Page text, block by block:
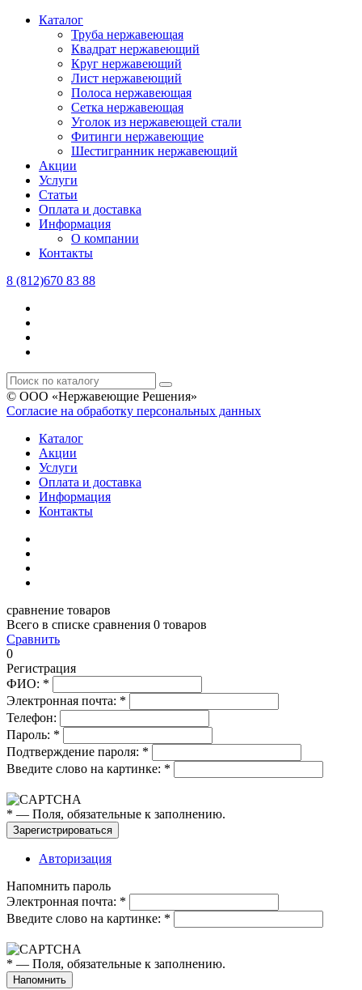
Каталог
Труба нержавеющая
Квадрат нержавеющий
Круг нержавеющий
Лист нержавеющий
Полоса нержавеющая
Сетка нержавеющая
Уголок из нержавеющей стали
Фитинги нержавеющие
Шестигранник нержавеющий
Акции
Услуги
Статьи
Оплата и доставка
Информация
О компании
Контакты
8 (812)670 83 88
© ООО «Нержавеющие Решения»
Согласие на обработку персональных данных
Каталог
Акции
Услуги
Оплата и доставка
Информация
Контакты
сравнение товаров
Всего в списке сравнения 0 товаров
Сравнить
0
Регистрация
ФИО: *
Электронная почта: *
Телефон:
Пароль: *
Подтверждение пароля: *
Введите слово на картинке: *
* — Поля, обязательные к заполнению.
Авторизация
Напомнить пароль
Электронная почта: *
Введите слово на картинке: *
* — Поля, обязательные к заполнению.